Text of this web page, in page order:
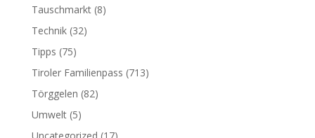
Tauschmarkt(8)
Technik(32)
Tipps (75)
Tiroler Familienpass (713)
Törggelen (82)
Umwelt(5)